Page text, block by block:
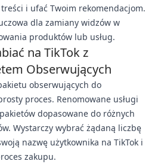
i ufać Twoim rekomendacjom.
dla zamiany widzów w
produktów lub usług.
na TikTok z
Obserwujących
obserwujących do
proces. Renomowane usługi
dopasowane do różnych
Wystarczy wybrać żądaną liczbę
nazwę użytkownika na TikTok i
zakupu.